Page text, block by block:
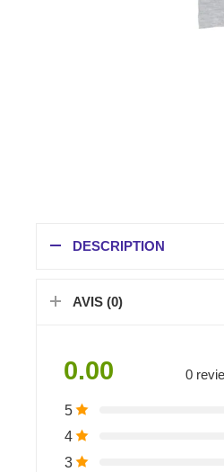
DESCRIPTION
AVIS (0)
0.00 0
5
4
3